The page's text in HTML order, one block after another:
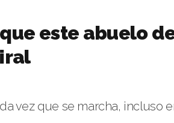
este abuelo
vez que se marcha, incluso